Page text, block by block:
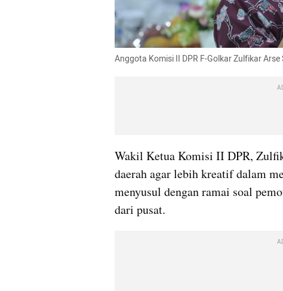
Anggota Komisi II DPR F-Golkar Zulfikar
Wakil Ketua Komisi II DPR,
daerah agar lebih kreatif dalam
menyusul dengan ramai soal
dari pusat.